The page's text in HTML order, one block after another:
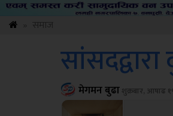
मेगमन बुढाशुक्रबार, आषाढ